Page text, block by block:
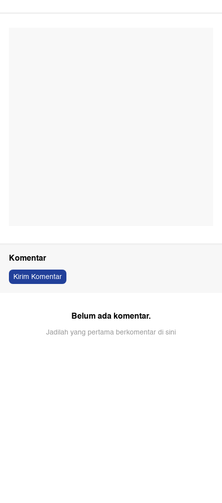
Komentar
Kirim Komentar
Belum ada komentar.
Jadilah yang pertama berkomentar di sini